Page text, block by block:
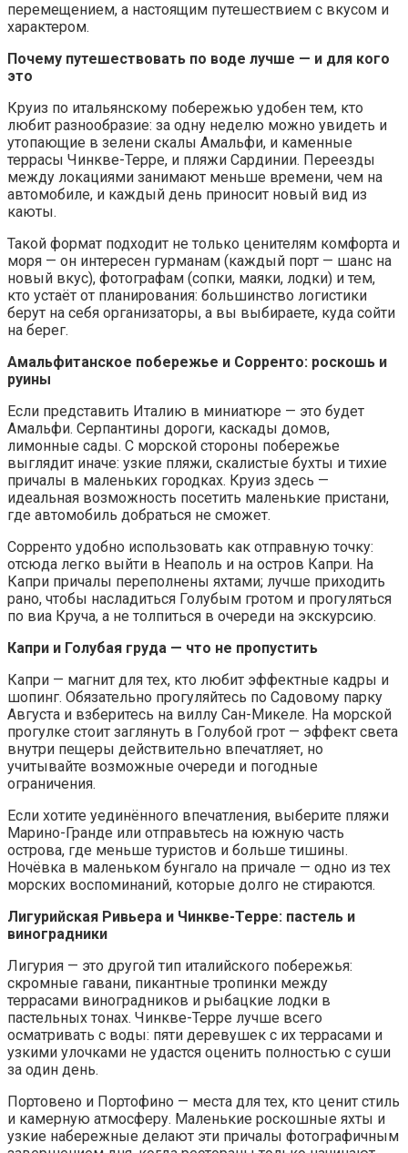
перемещением, а настоящим путешествием с вкусом и
характером.
Почему путешествовать по воде лучше — и для кого
это
Круиз по итальянскому побережью удобен тем, кто
любит разнообразие: за одну неделю можно увидеть и
утопающие в зелени скалы Амальфи, и каменные
террасы Чинкве-Терре, и пляжи Сардинии. Переезды
между локациями занимают меньше времени, чем на
автомобиле, и каждый день приносит новый вид из
каюты.
Такой формат подходит не только ценителям комфорта и
моря — он интересен гурманам (каждый порт — шанс на
новый вкус), фотографам (сопки, маяки, лодки) и тем,
кто устаёт от планирования: большинство логистики
берут на себя организаторы, а вы выбираете, куда сойти
на берег.
Амальфитанское побережье и Сорренто: роскошь и
руины
Если представить Италию в миниатюре — это будет
Амальфи. Серпантины дороги, каскады домов,
лимонные сады. С морской стороны побережье
выглядит иначе: узкие пляжи, скалистые бухты и тихие
причалы в маленьких городках. Круиз здесь —
идеальная возможность посетить маленькие пристани,
где автомобиль добраться не сможет.
Сорренто удобно использовать как отправную точку:
отсюда легко выйти в Неаполь и на остров Капри. На
Капри причалы переполнены яхтами; лучше приходить
рано, чтобы насладиться Голубым гротом и прогуляться
по виа Круча, а не толпиться в очереди на экскурсию.
Капри и Голубая груда — что не пропустить
Капри — магнит для тех, кто любит эффектные кадры и
шопинг. Обязательно прогуляйтесь по Садовому парку
Августа и взберитесь на виллу Сан-Микеле. На морской
прогулке стоит заглянуть в Голубой грот — эффект света
внутри пещеры действительно впечатляет, но
учитывайте возможные очереди и погодные
ограничения.
Если хотите уединённого впечатления, выберите пляжи
Марино-Гранде или отправьтесь на южную часть
острова, где меньше туристов и больше тишины.
Ночёвка в маленьком бунгало на причале — одно из тех
морских воспоминаний, которые долго не стираются.
Лигурийская Ривьера и Чинкве-Терре: пастель и
виноградники
Лигурия — это другой тип италийского побережья:
скромные гавани, пикантные тропинки между
террасами виноградников и рыбацкие лодки в
пастельных тонах. Чинкве-Терре лучше всего
осматривать с воды: пяти деревушек с их террасами и
узкими улочками не удастся оценить полностью с суши
за один день.
Портовено и Портофино — места для тех, кто ценит стиль
и камерную атмосферу. Маленькие роскошные яхты и
узкие набережные делают эти причалы фотографичным